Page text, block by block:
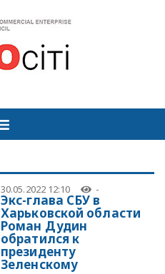
30.05.2022 12:10 -
Экс-глава СБУ в
Харьковской области
Роман Дудин
обратился к
президенту
Зеленскому